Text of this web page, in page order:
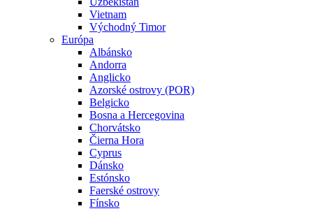
Vietnam
Východný Timor
Európa
Albánsko
Andorra
Anglicko
Azorské ostrovy (POR)
Belgicko
Bosna a Hercegovina
Chorvátsko
Čierna Hora
Cyprus
Dánsko
Estónsko
Faerské ostrovy
Fínsko